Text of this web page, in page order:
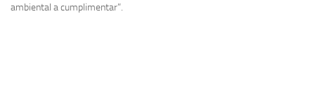
ambiental a cumplimentar”.